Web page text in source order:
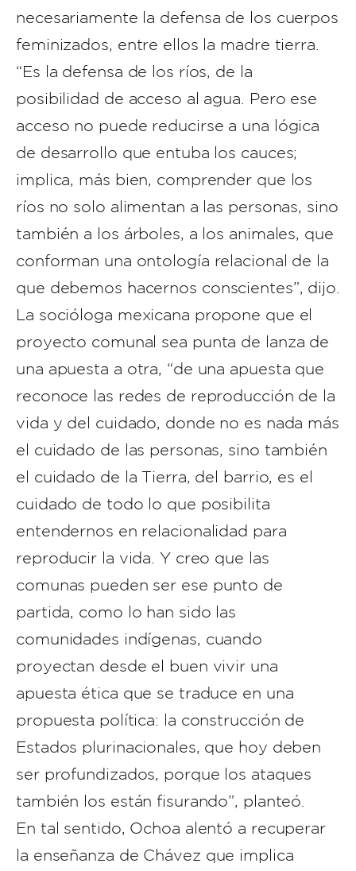
necesariamente la defensa de los cuerpos
feminizados, entre ellos la madre tierra.
“Es la defensa de los ríos, de la
posibilidad de acceso al agua. Pero ese
acceso no puede reducirse a una lógica
de desarrollo que entuba los cauces;
implica, más bien, comprender que los
ríos no solo alimentan a las personas, sino
también a los árboles, a los animales, que
conforman una ontología relacional de la
que debemos hacernos conscientes”, dijo.
La socióloga mexicana propone que el
proyecto comunal sea punta de lanza de
una apuesta a otra, “de una apuesta que
reconoce las redes de reproducción de la
vida y del cuidado, donde no es nada más
el cuidado de las personas, sino también
el cuidado de la Tierra, del barrio, es el
cuidado de todo lo que posibilita
entendernos en relacionalidad para
reproducir la vida. Y creo que las
comunas pueden ser ese punto de
partida, como lo han sido las
comunidades indígenas, cuando
proyectan desde el buen vivir una
apuesta ética que se traduce en una
propuesta política: la construcción de
Estados plurinacionales, que hoy deben
ser profundizados, porque los ataques
también los están fisurando”, planteó.
En tal sentido, Ochoa alentó a recuperar
la enseñanza de Chávez que implica